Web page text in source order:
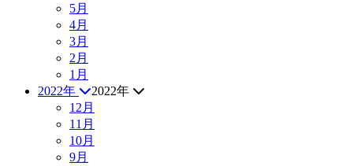
5月
4月
3月
2月
1月
2022年
2022年
12月
11月
10月
9月